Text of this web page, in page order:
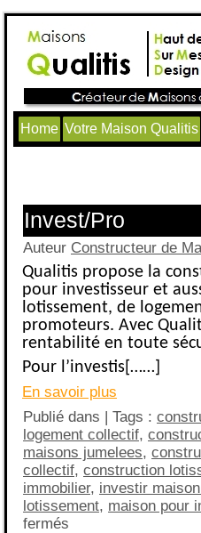
Home Votre Maison Qualitis
Invest/Pro
Auteur Constructeur de
Qualitis propose la
pour investisseur et
lotissement, de
promoteurs. Avec
rentabilité en toute
Pour l’investis[……]
En savoir plus
Publié dans | Tags :
logement collectif,
maisons jumelees,
collectif, construction
immobilier, investir
lotissement, maison pour
fermés